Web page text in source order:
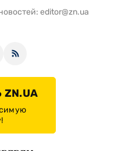
editor@zn.ua